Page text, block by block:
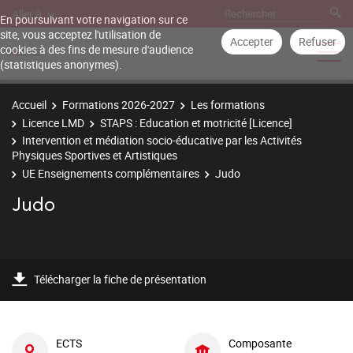
En poursuivant votre navigation sur ce
site, vous acceptez l'utilisation de
cookies à des fins de mesure d'audience
(statistiques anonymes).
Accepter Refuser
Aller à
Accueil Formations 2026-2027
Les formations
Licence LMD
STAPS : Education et motricité [Licence]
Intervention et médiation socio-éducative par les Activités
Physiques Sportives et Artistiques
UE Enseignements complémentaires
Judo
Judo
Télécharger la fiche de présentation
ECTS Composante